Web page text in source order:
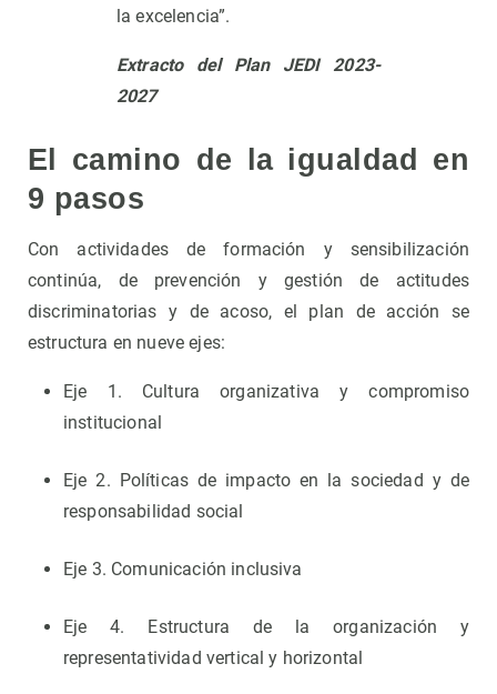
la excelencia”.
Extracto del Plan JEDI 2023-
2027
El camino de la igualdad en
9 pasos
Con actividades de formación y sensibilización
continúa, de prevención y gestión de actitudes
discriminatorias y de acoso, el plan de acción se
estructura en nueve ejes:
Eje 1. Cultura organizativa y compromiso
institucional
Eje 2. Políticas de impacto en la sociedad y de
responsabilidad social
Eje 3. Comunicación inclusiva
Eje 4. Estructura de la organización y
representatividad vertical y horizontal